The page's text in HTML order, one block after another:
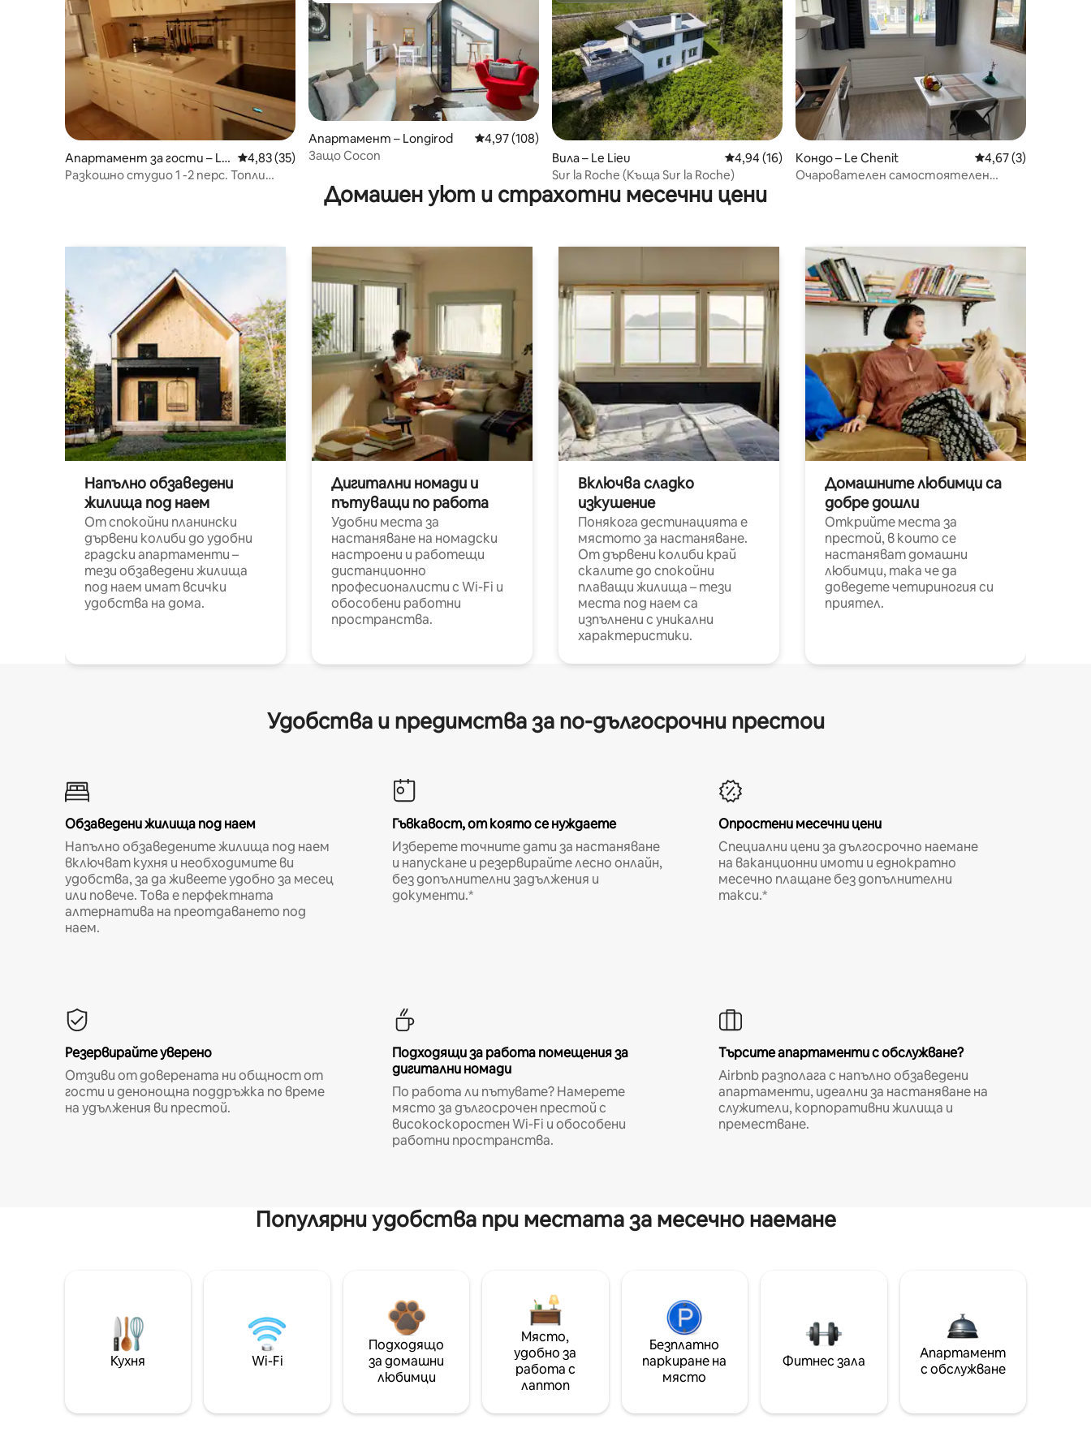
Апартамент за гости – Le
Chenit
Средна оценка: 4,83 от 5, 35 отзива
4,83 (35)
Разкошно студио 1 -2 перс. Топли
Апартамент – Longirod Средна оценка: 4,97 от 5, 108 отзива
4,97 (108)
Защо Cocon
Вила – Le Lieu Средна оценка: 4,94 от 5, 16 отзива
4,94 (16)
Sur la Roche (Къща Sur la Roche)
Кондо – Le Chenit Средна оценка:
4,67 (3)
Очарователен самостоятелен
Домашен уют и страхотни месечни цени
Напълно обзаведени
жилища под наем
От спокойни планински
дървени колиби до удобни
градски апартаменти –
тези обзаведени жилища
под наем имат всички
удобства на дома.
Дигитални номади и
пътуващи по работа
Удобни места за
настаняване на номадски
настроени и работещи
дистанционно
професионалисти с Wi-Fi и
обособени работни
пространства.
Включва сладко
изкушение
Понякога дестинацията е
мястото за настаняване.
От дървени колиби край
скалите до спокойни
плаващи жилища – тези
места под наем са
изпълнени с уникални
характеристики.
Домашните любимци са
добре дошли
Открийте места за
престой, в които се
настаняват домашни
любимци, така че да
доведете четириногия си
приятел.
Удобства и предимства за по-дългосрочни престои
Обзаведени жилища под наем
Напълно обзаведените жилища под наем
включват кухня и необходимите ви
удобства, за да живеете удобно за месец
или повече. Това е перфектната
алтернатива на преотдаването под
наем.
Гъвкавост, от която се нуждаете
Изберете точните дати за настаняване
и напускане и резервирайте лесно онлайн,
без допълнителни задължения и
документи.*
Опростени месечни цени
Специални цени за дългосрочно наемане
на ваканционни имоти и еднократно
месечно плащане без допълнителни
такси.*
Резервирайте уверено
Отзиви от доверената ни общност от
гости и денонощна поддръжка по време
на удължения ви престой.
Подходящи за работа помещения за
дигитални номади
По работа ли пътувате? Намерете
място за дългосрочен престой с
високоскоростен Wi-Fi и обособени
работни пространства.
Търсите апартаменти с обслужване?
Airbnb разполага с напълно обзаведени
апартаменти, идеални за настаняване на
служители, корпоративни жилища и
преместване.
Популярни удобства при местата за месечно наемане
Кухня Wi-Fi
Подходящо
за домашни
любимци
Място,
удобно за
работа с
лаптоп
Безплатно
паркиране на
място
Фитнес зала
Апартамент
с обслужване